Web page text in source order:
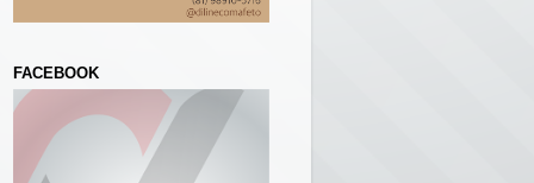
FACEBOOK